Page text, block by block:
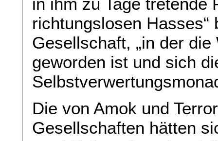
in ihm zu Tage tretende
richtungslosen
Gesellschaft, „in der
geworden ist und sich
Die von Amok und
Gesellschaften hätten